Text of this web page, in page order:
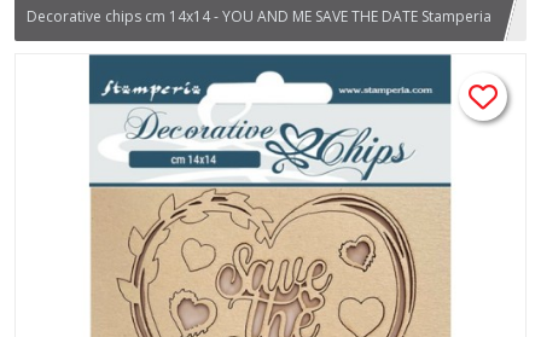
Decorative chips cm 14x14 - YOU AND ME SAVE THE DATE Stamperia